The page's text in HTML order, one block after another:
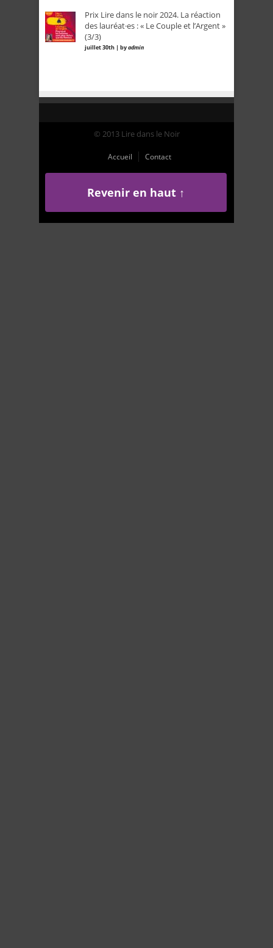
Prix Lire dans le noir 2024. La réaction
des lauréat·es : « Le Couple et l’Argent »
(3/3)
juillet 30th | byadmin
© 2013 Lire dans le Noir
Accueil Contact
Revenir en haut ↑